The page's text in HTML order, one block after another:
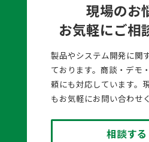
現場のお
お気軽にご相
製品やシステム開発に関
ております。商談・デモ
頼にも対応しています。
もお気軽にお問い合わせ
相談する